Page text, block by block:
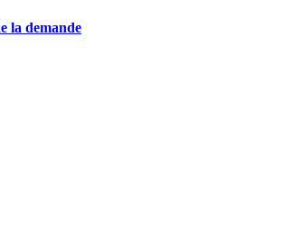
la demande